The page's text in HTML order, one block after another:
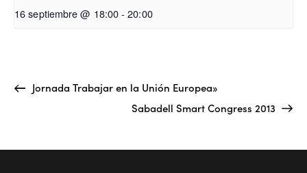
16 septiembre @ 18:00- 20:00
Jornada Trabajar en la Unión Europea»
Sabadell Smart Congress 2013